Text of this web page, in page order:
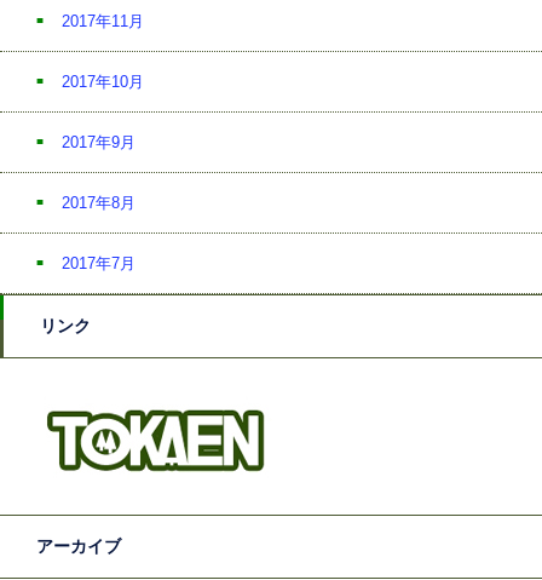
2017年11月
2017年10月
2017年9月
2017年8月
2017年7月
リンク
アーカイブ